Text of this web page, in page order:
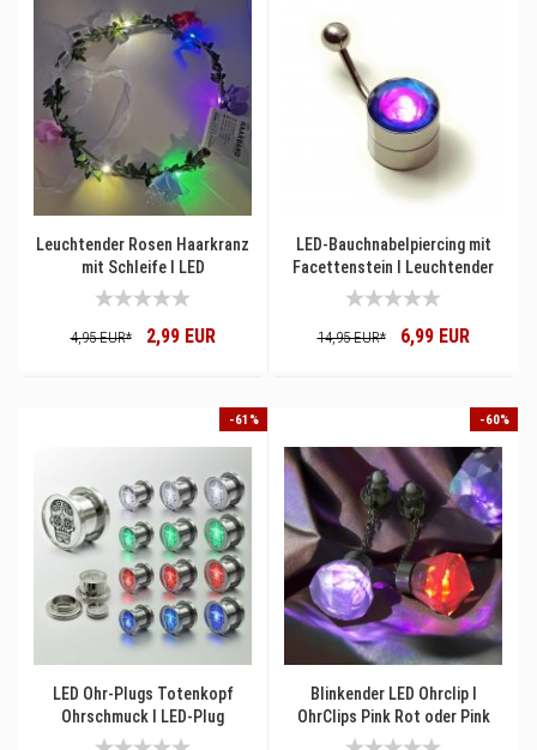
Leuchtender Rosen Haarkranz
mit Schleife I LED
Blumenkranz Haarkranz mit
Blüten I Kopfschmuck für
Schlagernacht Oktoberfest
4,95 EUR*2,99 EUR
LED-Bauchnabelpiercing mit
Facettenstein I Leuchtender
Bauchnabel Nabelschmuck
Bananabell Nabelpiercing I
Piercing am Bauchnabel
14,95 EUR*6,99 EUR
-61%
LED Ohr-Plugs Totenkopf
Ohrschmuck I LED-Plug
-60%
Blinkender LED Ohrclip I
OhrClips Pink Rot oder Pink
Pink I Leuchtender